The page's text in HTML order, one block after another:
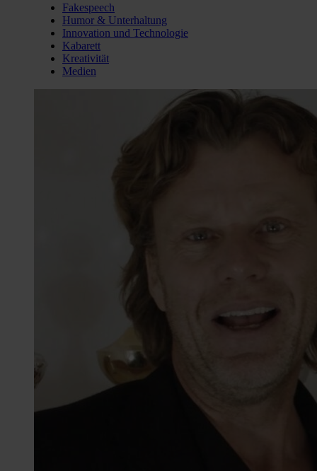
Fakespeech
Humor & Unterhaltung
Innovation und Technologie
Kabarett
Kreativität
Medien